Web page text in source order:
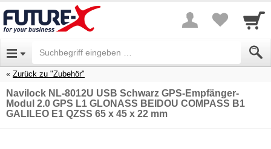
Zurück zu "Zubehör"
Navilock NL-8012U USB Schwarz GPS-Empfänger-
Modul 2.0 GPS L1 GLONASS BEIDOU COMPASS B1
GALILEO E1 QZSS 65 x 45 x 22 mm